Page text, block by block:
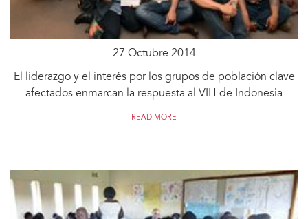
27 Octubre 2014
El liderazgo y el interés por los grupos de población clave
afectados enmarcan la respuesta al VIH de Indonesia
READ MORE